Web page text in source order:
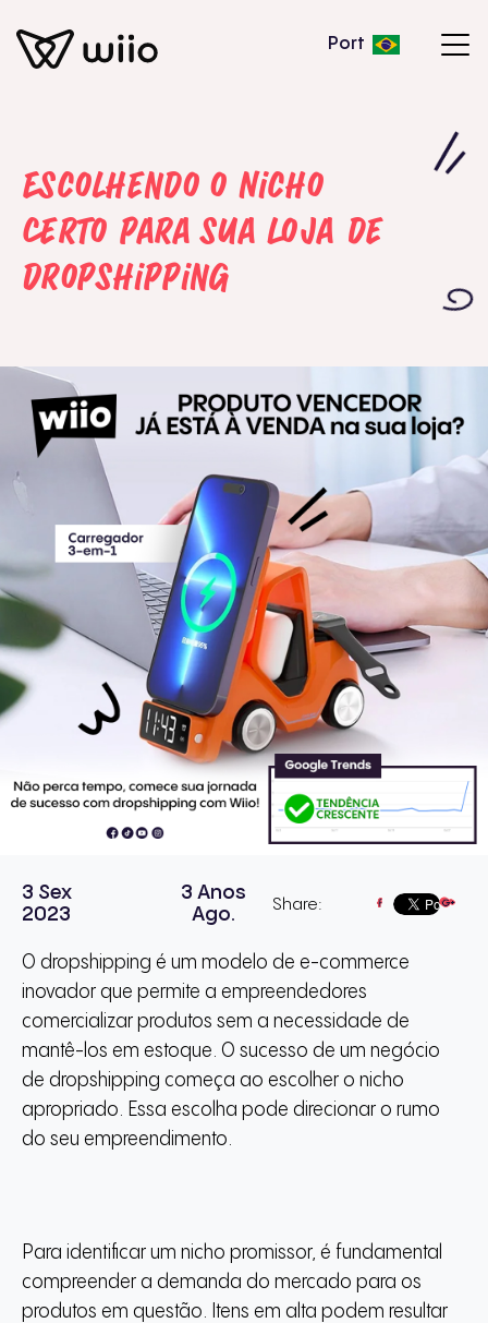
Port
Escolhendo o Nicho
Certo para sua Loja de
Dropshipping
3 Sex
2023
3 Anos
Ago.
Share:
O dropshipping é um modelo de e-commerce
inovador que permite a empreendedores
comercializar produtos sem a necessidade de
mantê-los em estoque. O sucesso de um negócio
de dropshipping começa ao escolher o nicho
apropriado. Essa escolha pode direcionar o rumo
do seu empreendimento.
Para identificar um nicho promissor, é fundamental
compreender a demanda do mercado para os
produtos em questão. Itens em alta podem resultar